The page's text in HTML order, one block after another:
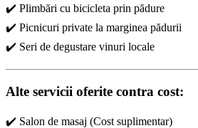
✔️ Plimbări cu bicicleta prin pădure
✔️ Picnicuri private la marginea pădurii
✔️ Seri de degustare vinuri locale
Alte servicii oferite contra cost:
✔️ Salon de masaj (Cost suplimentar)